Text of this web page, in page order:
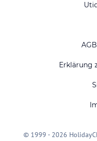
Erklärung
© 1999 - 2026